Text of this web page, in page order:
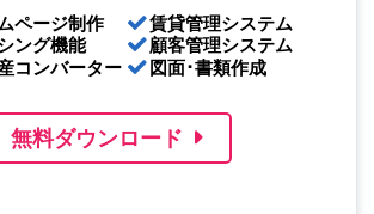
ページ制作
ング機能
コンバーター
賃貸管理システム
顧客管理システム
図面･書類作成
無料ダウンロード